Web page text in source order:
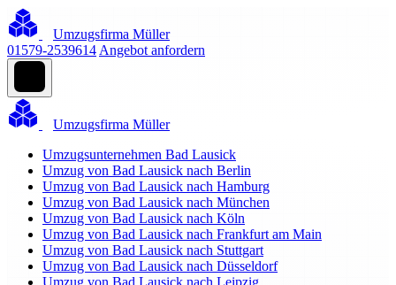
Umzugsfirma Müller
01579-2539614 Angebot anfordern
Umzugsfirma Müller
Umzugsunternehmen Bad Lausick
Umzug von Bad Lausick nach Berlin
Umzug von Bad Lausick nach Hamburg
Umzug von Bad Lausick nach München
Umzug von Bad Lausick nach Köln
Umzug von Bad Lausick nach Frankfurt am Main
Umzug von Bad Lausick nach Stuttgart
Umzug von Bad Lausick nach Düsseldorf
Umzug von Bad Lausick nach Leipzig